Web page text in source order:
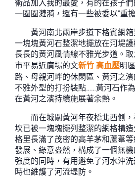
術品加入我的最愛，有的在孩子
一圈圈漣漪，還有一些被委以“重
黃河南北兩岸步道下格賓網
一塊塊黃河石整潔地擺放在河堤
長長的黃河風情線不雅光步道。取
市平易近廣場的文新竹 高血壓明
路、母親河畔的休閑區、黃河之
不雅外型的打扮裝點……黃河石作
在黃河之濱持續施展著余熱。
而在城關黃河年夜橋北西側
坎已被一塊塊擺列整潔的網格構
格里長滿了茂密的高羊茅和蘆葦
發展、綠意盎然，構成了一個無
強度的同時，有用避免了河水沖
時也維護了河流堤防。